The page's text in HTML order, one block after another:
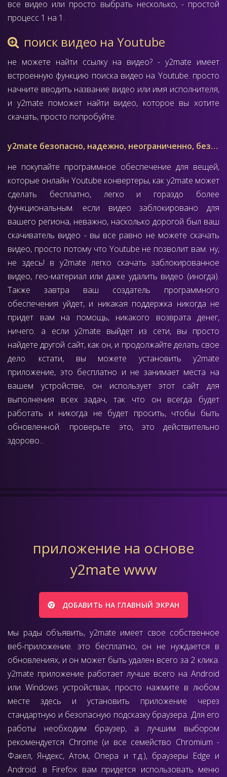
все видео или просто выбрать несколько, - простой
процесс 1 на 1.
поиск видео на Youtube
не можете найти ссылку на видео? - y2mate имеет
встроенную функцию поиска видео на Youtube. просто
начните вводить название видео или имя исполнителя,
и y2mate поможет найти видео, которое вы хотите
скачать, просто попробуйте.
y2mate безопасно, надежно, неограниченно, без обязательств.
не покупайте программное обеспечение для вещей,
которые онлайн Youtube конвертеры, как y2mate может
сделать бесплатно, легко и гораздо более
функциональным. если видео заблокировано для
вашего региона, неважно, насколько дорогой был ваш
скачиватель видео - вы все равно не можете скачать
видео, просто потому что Youtube не позволит вам. ну,
не здесь! в y2mate легко скачать заблокированное
видео, гео-материал или даже удалить видео (иногда).
Также завтра ваш создатель программного
обеспечения уйдет, и никакая поддержка никогда не
придет вам на помощь, никакого возврата денег,
ничего. а если y2mate выйдет из сети, вы просто
найдете другой сайт, как он, и продолжайте делать свое
дело. кстати, вы можете установить y2mate
приложение, это бесплатно и не занимает места на
вашем устройстве, он использует этот сайт для
выполнения всех задач, так что он всегда будет
работать и никогда не будет просить, чтобы быть
обновленной. проверьте это, это действительно
здорово...
приложение на основе
y2mate www
ДОБАВИТЬ НА ГЛАВНЫЙ ЭКРАН
мы рады объявить, y2mate имеет свое собственное
веб-приложение. это бесплатно, он не нуждается в
обновлениях, и он может быть удален всего за 2 клика.
y2mate приложение работает лучше всего на Android
или Windows устройствах, просто нажмите в любом
месте здесь и установить приложение через
стандартную и безопасную подсказку браузера. Для его
работы необходим браузер, а лучшим выбором
рекомендуется Chrome (и все семейство Chromium -
Факел, Яндекс, Атом, Опера и т.д.), браузеры Edge и
Android. в Firefox вам придется использовать меню